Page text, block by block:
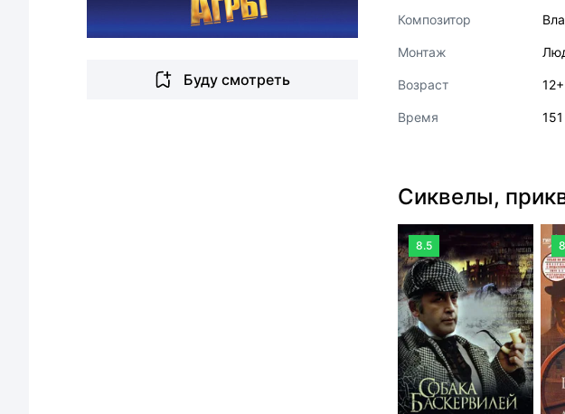
Буду смотреть
Композитор
Монтаж
Возраст 12+
Время
Сиквелы,
8.5